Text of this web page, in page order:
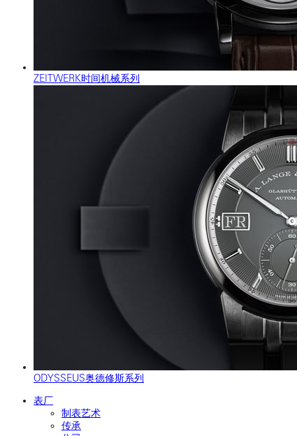
ZEITWERK时间机械系列
ODYSSEUS奥德修斯系列
表厂
制表艺术
传承